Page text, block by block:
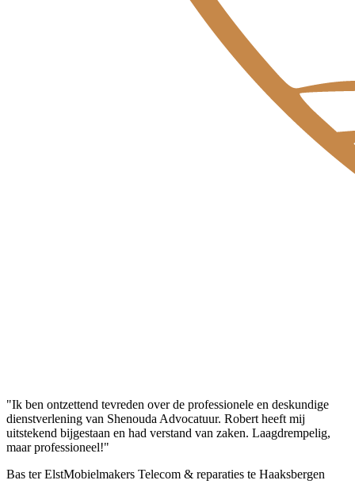
"Ik ben ontzettend tevreden over de professionele en deskundige
dienstverlening van Shenouda Advocatuur. Robert heeft mij
uitstekend bijgestaan en had verstand van zaken. Laagdrempelig,
maar professioneel!"
Bas ter ElstMobielmakers Telecom & reparaties te Haaksbergen